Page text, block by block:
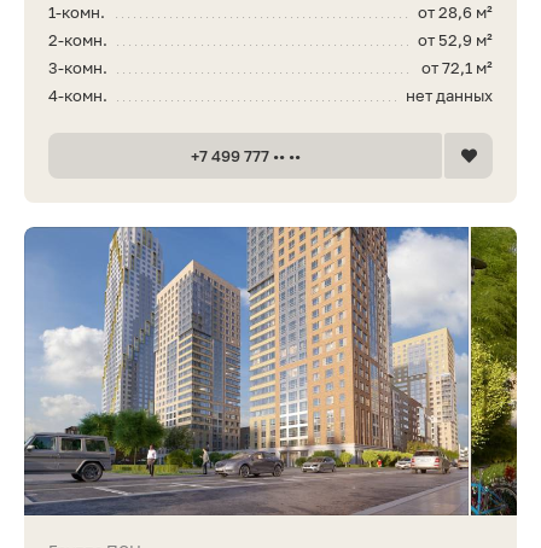
от 28,6 м²
1-комн.
от 52,9 м²
2-комн.
от 72,1 м²
3-комн.
нет данных
4-комн.
+7 499 777 •• ••